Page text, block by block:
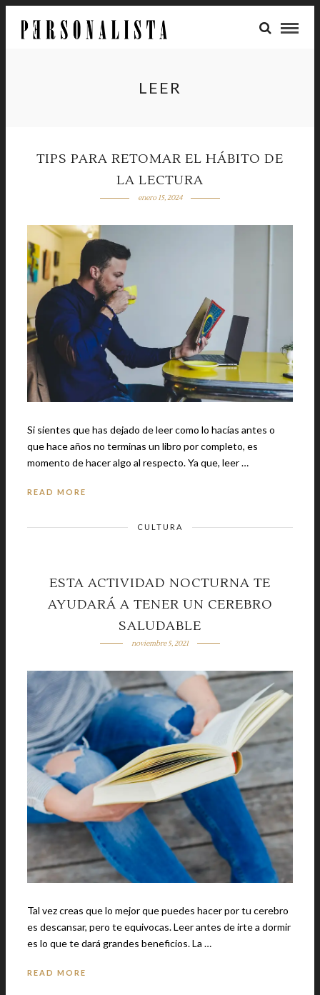
LEER
TIPS PARA RETOMAR EL HÁBITO DE
LA LECTURA
enero 15, 2024
Si sientes que has dejado de leer como lo hacías antes o
que hace años no terminas un libro por completo, es
momento de hacer algo al respecto. Ya que, leer …
READ MORE
CULTURA
ESTA ACTIVIDAD NOCTURNA TE
AYUDARÁ A TENER UN CEREBRO
SALUDABLE
noviembre 5, 2021
Tal vez creas que lo mejor que puedes hacer por tu cerebro
es descansar, pero te equivocas. Leer antes de irte a dormir
es lo que te dará grandes beneficios. La …
READ MORE